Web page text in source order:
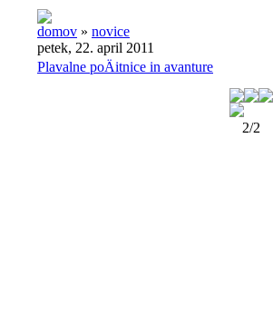
domov » novice
petek, 22. april 2011
Plavalne poÄitnice in avanture
2/2